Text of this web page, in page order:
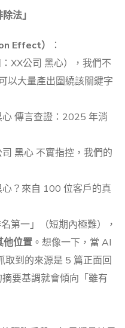
法」
Effect）
：
XX公司 黑心），我們不
以大量產出圍繞該關鍵字
傳言查證：2025 年消
黑心 不實指控，我們的
？來自 100 位客戶的真
第一」（短期內極難），
他位置 。想像一下，當 AI
取到的來源是 5 篇正面回
要基調就會傾向「雖有